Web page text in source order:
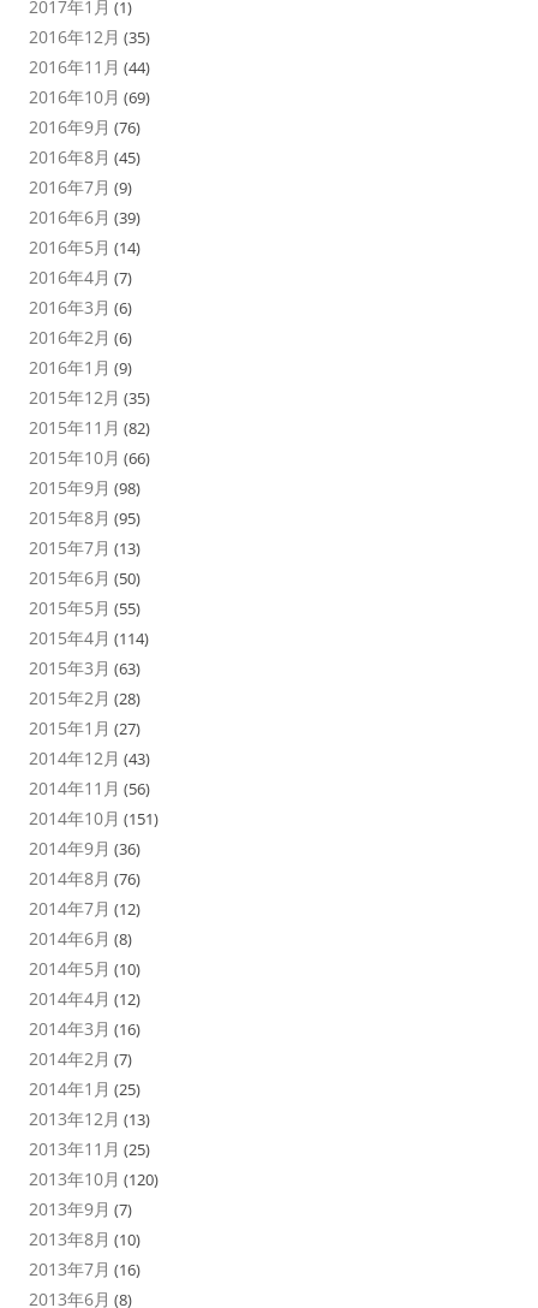
2017年1月 (1)
2016年12月 (35)
2016年11月 (44)
2016年10月 (69)
2016年9月 (76)
2016年8月 (45)
2016年7月 (9)
2016年6月 (39)
2016年5月 (14)
2016年4月 (7)
2016年3月 (6)
2016年2月 (6)
2016年1月 (9)
2015年12月 (35)
2015年11月 (82)
2015年10月 (66)
2015年9月 (98)
2015年8月 (95)
2015年7月 (13)
2015年6月 (50)
2015年5月 (55)
2015年4月 (114)
2015年3月 (63)
2015年2月 (28)
2015年1月 (27)
2014年12月 (43)
2014年11月 (56)
2014年10月 (151)
2014年9月 (36)
2014年8月 (76)
2014年7月 (12)
2014年6月 (8)
2014年5月 (10)
2014年4月 (12)
2014年3月 (16)
2014年2月 (7)
2014年1月 (25)
2013年12月 (13)
2013年11月 (25)
2013年10月 (120)
2013年9月 (7)
2013年8月 (10)
2013年7月 (16)
2013年6月 (8)